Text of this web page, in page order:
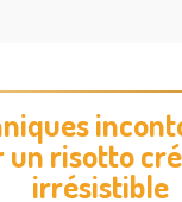
un risotto
irrésistible